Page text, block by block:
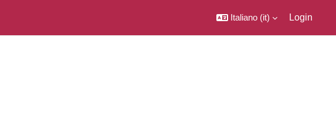
Italiano ‎(it)‎ Login